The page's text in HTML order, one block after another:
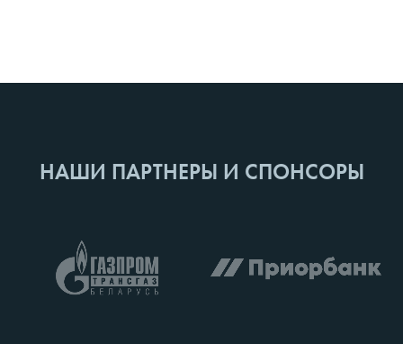
НАШИ ПАРТНЕРЫ И СПОНСОРЫ